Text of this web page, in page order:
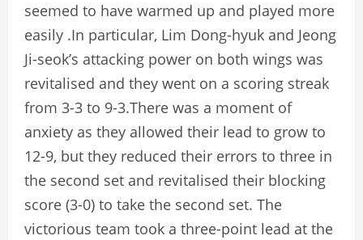
seemed to have warmed up and played more
easily .In particular, Lim Dong-hyuk and Jeong
Ji-seok’s attacking power on both wings was
revitalised and they went on a scoring streak
from 3-3 to 9-3.There was a moment of
anxiety as they allowed their lead to grow to
12-9, but they reduced their errors to three in
the second set and revitalised their blocking
score (3-0) to take the second set. The
victorious team took a three-point lead at the